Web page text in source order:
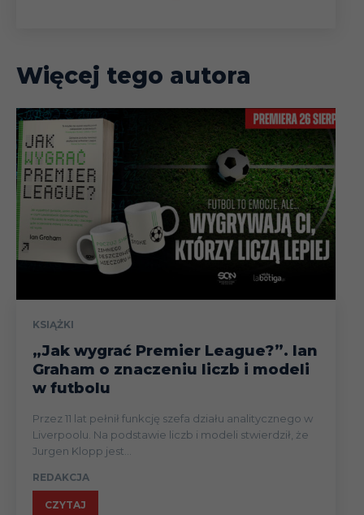
Więcej tego autora
KSIĄŻKI
„Jak wygrać Premier League?”. Ian
Graham o znaczeniu liczb i modeli
w futbolu
Przez 11 lat pełnił funkcję szefa działu analitycznego w
Liverpoolu. Na podstawie liczb i modeli stwierdził, że
Jurgen Klopp jest...
REDAKCJA
CZYTAJ